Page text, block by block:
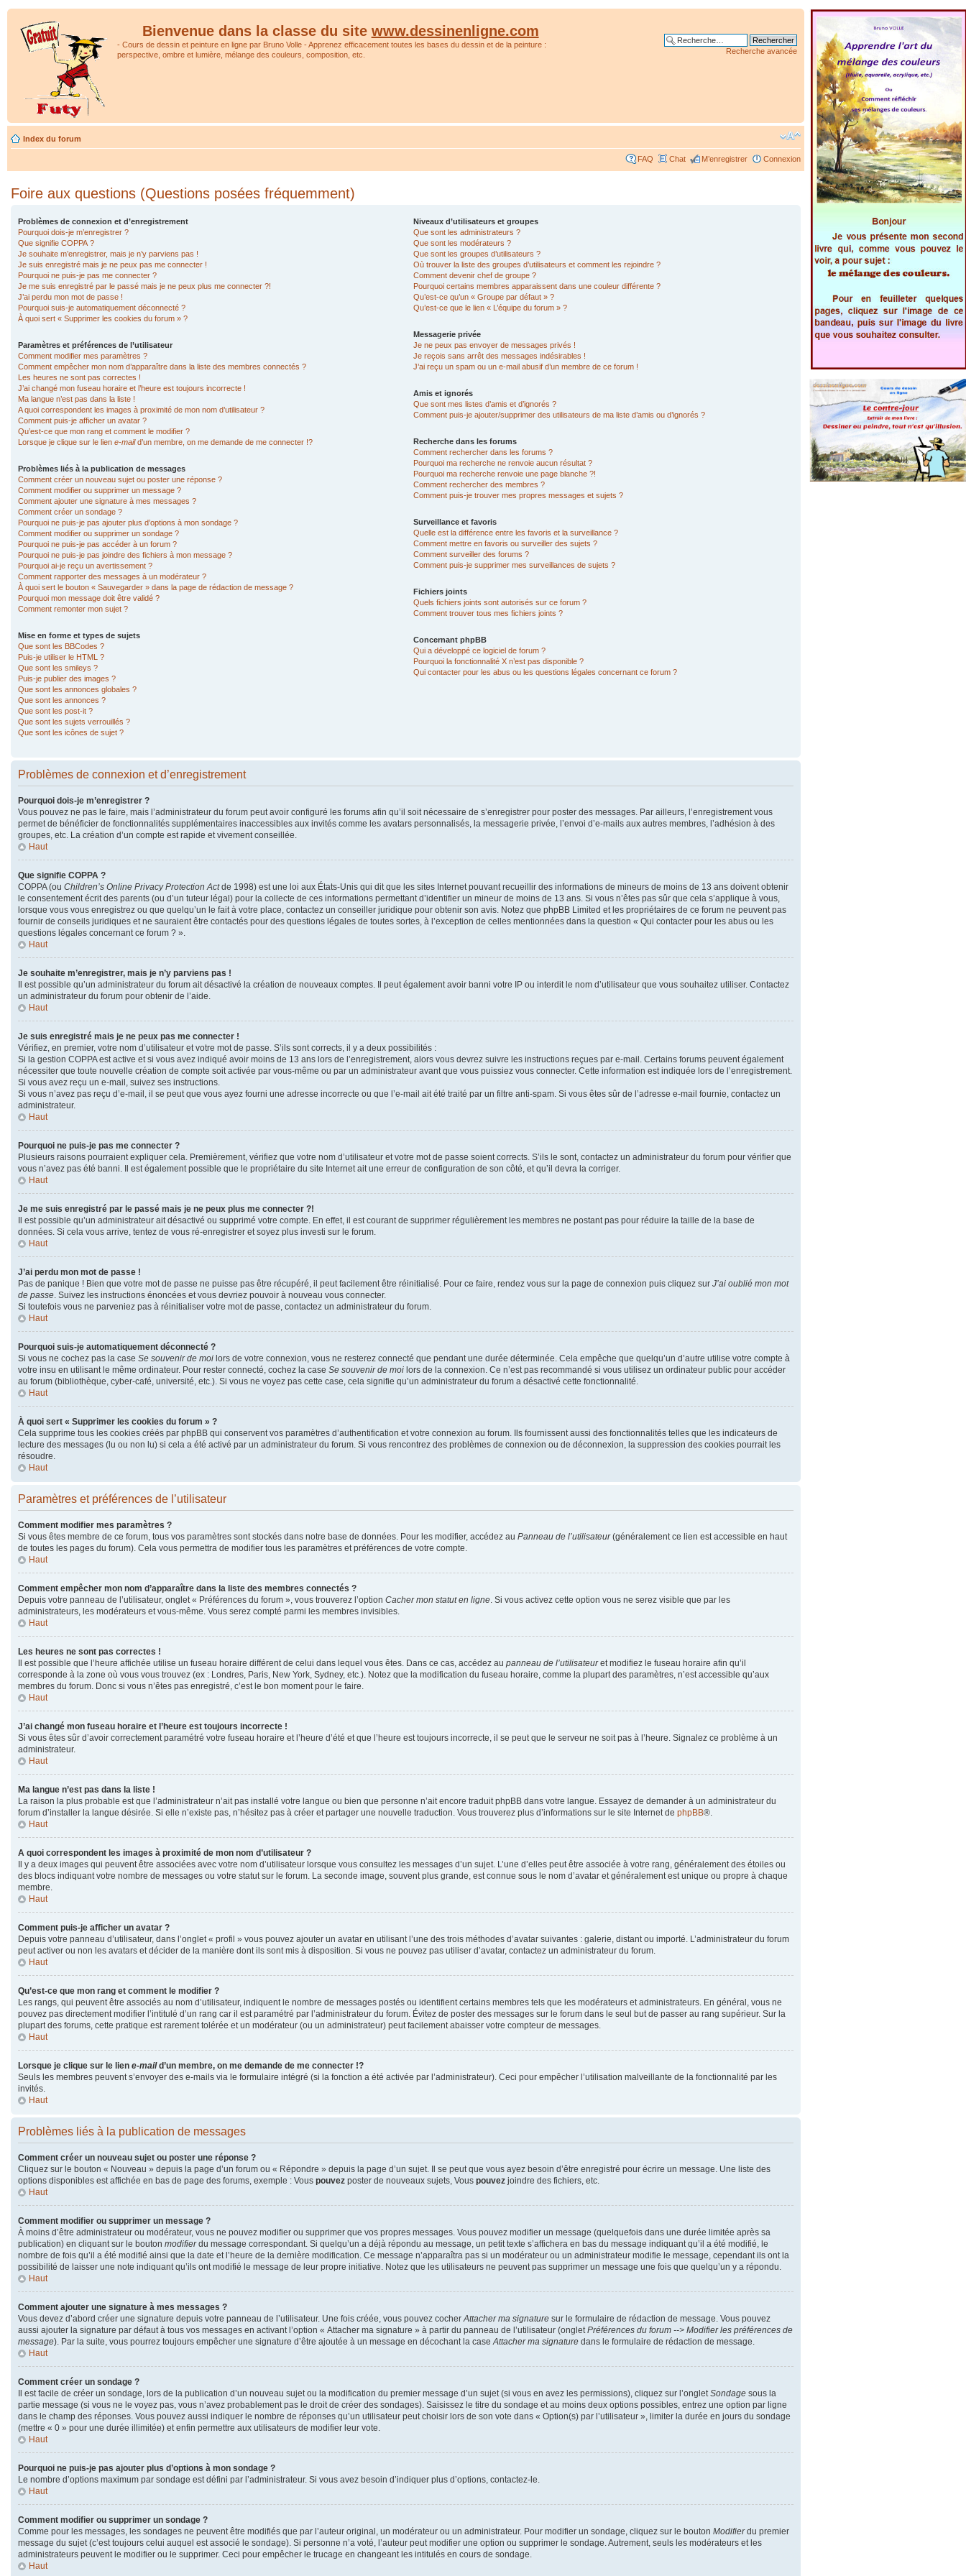
Bienvenue dans la classe du site www.dessinenligne.com
- Cours de dessin et peinture en ligne par Bruno Volle - Apprenez efficacement toutes les bases du dessin et de la peinture :
perspective, ombre et lumière, mélange des couleurs, composition, etc.
Recherche avancée
Index du forum
FAQ Chat M’enregistrer Connexion
Foire aux questions (Questions posées fréquemment)
Problèmes de connexion et d’enregistrement
Pourquoi dois-je m’enregistrer ?
Que signifie COPPA ?
Je souhaite m’enregistrer, mais je n’y parviens pas !
Je suis enregistré mais je ne peux pas me connecter !
Pourquoi ne puis-je pas me connecter ?
Je me suis enregistré par le passé mais je ne peux plus me connecter ?!
J’ai perdu mon mot de passe !
Pourquoi suis-je automatiquement déconnecté ?
À quoi sert « Supprimer les cookies du forum » ?
Paramètres et préférences de l’utilisateur
Comment modifier mes paramètres ?
Comment empêcher mon nom d’apparaître dans la liste des membres connectés ?
Les heures ne sont pas correctes !
J’ai changé mon fuseau horaire et l’heure est toujours incorrecte !
Ma langue n’est pas dans la liste !
A quoi correspondent les images à proximité de mon nom d’utilisateur ?
Comment puis-je afficher un avatar ?
Qu’est-ce que mon rang et comment le modifier ?
Lorsque je clique sur le lien e-maild’un membre, on me demande de me connecter !?
Problèmes liés à la publication de messages
Comment créer un nouveau sujet ou poster une réponse ?
Comment modifier ou supprimer un message ?
Comment ajouter une signature à mes messages ?
Comment créer un sondage ?
Pourquoi ne puis-je pas ajouter plus d’options à mon sondage ?
Comment modifier ou supprimer un sondage ?
Pourquoi ne puis-je pas accéder à un forum ?
Pourquoi ne puis-je pas joindre des fichiers à mon message ?
Pourquoi ai-je reçu un avertissement ?
Comment rapporter des messages à un modérateur ?
À quoi sert le bouton « Sauvegarder » dans la page de rédaction de message ?
Pourquoi mon message doit être validé ?
Comment remonter mon sujet ?
Mise en forme et types de sujets
Que sont les BBCodes ?
Puis-je utiliser le HTML ?
Que sont les smileys ?
Puis-je publier des images ?
Que sont les annonces globales ?
Que sont les annonces ?
Que sont les post-it ?
Que sont les sujets verrouillés ?
Que sont les icônes de sujet ?
Niveaux d’utilisateurs et groupes
Que sont les administrateurs ?
Que sont les modérateurs ?
Que sont les groupes d’utilisateurs ?
Où trouver la liste des groupes d’utilisateurs et comment les rejoindre ?
Comment devenir chef de groupe ?
Pourquoi certains membres apparaissent dans une couleur différente ?
Qu’est-ce qu’un « Groupe par défaut » ?
Qu’est-ce que le lien « L’équipe du forum » ?
Messagerie privée
Je ne peux pas envoyer de messages privés !
Je reçois sans arrêt des messages indésirables !
J’ai reçu un spam ou un e-mail abusif d’un membre de ce forum !
Amis et ignorés
Que sont mes listes d’amis et d’ignorés ?
Comment puis-je ajouter/supprimer des utilisateurs de ma liste d’amis ou d’ignorés ?
Recherche dans les forums
Comment rechercher dans les forums ?
Pourquoi ma recherche ne renvoie aucun résultat ?
Pourquoi ma recherche renvoie une page blanche ?!
Comment rechercher des membres ?
Comment puis-je trouver mes propres messages et sujets ?
Surveillance et favoris
Quelle est la différence entre les favoris et la surveillance ?
Comment mettre en favoris ou surveiller des sujets ?
Comment surveiller des forums ?
Comment puis-je supprimer mes surveillances de sujets ?
Fichiers joints
Quels fichiers joints sont autorisés sur ce forum ?
Comment trouver tous mes fichiers joints ?
Concernant phpBB
Qui a développé ce logiciel de forum ?
Pourquoi la fonctionnalité X n’est pas disponible ?
Qui contacter pour les abus ou les questions légales concernant ce forum ?
Problèmes de connexion et d’enregistrement
Pourquoi dois-je m’enregistrer ?
Vous pouvez ne pas le faire, mais l’administrateur du forum peut avoir configuré les forums afin qu’il soit nécessaire de s’enregistrer pour poster des messages. Par ailleurs, l’enregistrement vous
permet de bénéficier de fonctionnalités supplémentaires inaccessibles aux invités comme les avatars personnalisés, la messagerie privée, l’envoi d’e-mails aux autres membres, l’adhésion à des
groupes, etc. La création d’un compte est rapide et vivement conseillée.
Haut
Que signifie COPPA ?
COPPA (ou Children’s Online Privacy Protection Actde 1998) est une loi aux États-Unis qui dit que les sites Internet pouvant recueillir des informations de mineurs de moins de 13 ans doivent obtenir
le consentement écrit des parents (ou d’un tuteur légal) pour la collecte de ces informations permettant d’identifier un mineur de moins de 13 ans. Si vous n’êtes pas sûr que cela s’applique à vous,
lorsque vous vous enregistrez ou que quelqu’un le fait à votre place, contactez un conseiller juridique pour obtenir son avis. Notez que phpBB Limited et les propriétaires de ce forum ne peuvent pas
fournir de conseils juridiques et ne sauraient être contactés pour des questions légales de toutes sortes, à l’exception de celles mentionnées dans la question « Qui contacter pour les abus ou les
questions légales concernant ce forum ? ».
Haut
Je souhaite m’enregistrer, mais je n’y parviens pas !
Il est possible qu’un administrateur du forum ait désactivé la création de nouveaux comptes. Il peut également avoir banni votre IP ou interdit le nom d’utilisateur que vous souhaitez utiliser. Contactez
un administrateur du forum pour obtenir de l’aide.
Haut
Je suis enregistré mais je ne peux pas me connecter !
Vérifiez, en premier, votre nom d’utilisateur et votre mot de passe. S’ils sont corrects, il y a deux possibilités :
Si la gestion COPPA est active et si vous avez indiqué avoir moins de 13 ans lors de l’enregistrement, alors vous devrez suivre les instructions reçues par e-mail. Certains forums peuvent également
nécessiter que toute nouvelle création de compte soit activée par vous-même ou par un administrateur avant que vous puissiez vous connecter. Cette information est indiquée lors de l’enregistrement.
Si vous avez reçu un e-mail, suivez ses instructions.
Si vous n’avez pas reçu d’e-mail, il se peut que vous ayez fourni une adresse incorrecte ou que l’e-mail ait été traité par un filtre anti-spam. Si vous êtes sûr de l’adresse e-mail fournie, contactez un
administrateur.
Haut
Pourquoi ne puis-je pas me connecter ?
Plusieurs raisons pourraient expliquer cela. Premièrement, vérifiez que votre nom d’utilisateur et votre mot de passe soient corrects. S’ils le sont, contactez un administrateur du forum pour vérifier que
vous n’avez pas été banni. Il est également possible que le propriétaire du site Internet ait une erreur de configuration de son côté, et qu’il devra la corriger.
Haut
Je me suis enregistré par le passé mais je ne peux plus me connecter ?!
Il est possible qu’un administrateur ait désactivé ou supprimé votre compte. En effet, il est courant de supprimer régulièrement les membres ne postant pas pour réduire la taille de la base de
données. Si cela vous arrive, tentez de vous ré-enregistrer et soyez plus investi sur le forum.
Haut
J’ai perdu mon mot de passe !
Pas de panique ! Bien que votre mot de passe ne puisse pas être récupéré, il peut facilement être réinitialisé. Pour ce faire, rendez vous sur la page de connexion puis cliquez sur J’ai oublié mon mot
de passe. Suivez les instructions énoncées et vous devriez pouvoir à nouveau vous connecter.
Si toutefois vous ne parveniez pas à réinitialiser votre mot de passe, contactez un administrateur du forum.
Haut
Pourquoi suis-je automatiquement déconnecté ?
Si vous ne cochez pas la case Se souvenir de moi lors de votre connexion, vous ne resterez connecté que pendant une durée déterminée. Cela empêche que quelqu’un d’autre utilise votre compte à
votre insu en utilisant le même ordinateur. Pour rester connecté, cochez la case Se souvenir de moi lors de la connexion. Ce n’est pas recommandé si vous utilisez un ordinateur public pour accéder
au forum (bibliothèque, cyber-café, université, etc.). Si vous ne voyez pas cette case, cela signifie qu’un administrateur du forum a désactivé cette fonctionnalité.
Haut
À quoi sert « Supprimer les cookies du forum » ?
Cela supprime tous les cookies créés par phpBB qui conservent vos paramètres d’authentification et votre connexion au forum. Ils fournissent aussi des fonctionnalités telles que les indicateurs de
lecture des messages (lu ou non lu) si cela a été activé par un administrateur du forum. Si vous rencontrez des problèmes de connexion ou de déconnexion, la suppression des cookies pourrait les
résoudre.
Haut
Paramètres et préférences de l’utilisateur
Comment modifier mes paramètres ?
Si vous êtes membre de ce forum, tous vos paramètres sont stockés dans notre base de données. Pour les modifier, accédez au Panneau de l’utilisateur(généralement ce lien est accessible en haut
de toutes les pages du forum). Cela vous permettra de modifier tous les paramètres et préférences de votre compte.
Haut
Comment empêcher mon nom d’apparaître dans la liste des membres connectés ?
Depuis votre panneau de l’utilisateur, onglet « Préférences du forum », vous trouverez l’option Cacher mon statut en ligne. Si vous activez cette option vous ne serez visible que par les
administrateurs, les modérateurs et vous-même. Vous serez compté parmi les membres invisibles.
Haut
Les heures ne sont pas correctes !
Il est possible que l’heure affichée utilise un fuseau horaire différent de celui dans lequel vous êtes. Dans ce cas, accédez au panneau de l’utilisateuret modifiez le fuseau horaire afin qu’il
corresponde à la zone où vous vous trouvez (ex : Londres, Paris, New York, Sydney, etc.). Notez que la modification du fuseau horaire, comme la plupart des paramètres, n’est accessible qu’aux
membres du forum. Donc si vous n’êtes pas enregistré, c’est le bon moment pour le faire.
Haut
J’ai changé mon fuseau horaire et l’heure est toujours incorrecte !
Si vous êtes sûr d’avoir correctement paramétré votre fuseau horaire et l’heure d’été et que l’heure est toujours incorrecte, il se peut que le serveur ne soit pas à l’heure. Signalez ce problème à un
administrateur.
Haut
Ma langue n’est pas dans la liste !
La raison la plus probable est que l’administrateur n’ait pas installé votre langue ou bien que personne n’ait encore traduit phpBB dans votre langue. Essayez de demander à un administrateur du
forum d’installer la langue désirée. Si elle n’existe pas, n’hésitez pas à créer et partager une nouvelle traduction. Vous trouverez plus d’informations sur le site Internet de phpBB®.
Haut
A quoi correspondent les images à proximité de mon nom d’utilisateur ?
Il y a deux images qui peuvent être associées avec votre nom d’utilisateur lorsque vous consultez les messages d’un sujet. L’une d’elles peut être associée à votre rang, généralement des étoiles ou
des blocs indiquant votre nombre de messages ou votre statut sur le forum. La seconde image, souvent plus grande, est connue sous le nom d’avatar et généralement est unique ou propre à chaque
membre.
Haut
Comment puis-je afficher un avatar ?
Depuis votre panneau d’utilisateur, dans l’onglet « profil » vous pouvez ajouter un avatar en utilisant l’une des trois méthodes d’avatar suivantes : galerie, distant ou importé. L’administrateur du forum
peut activer ou non les avatars et décider de la manière dont ils sont mis à disposition. Si vous ne pouvez pas utiliser d’avatar, contactez un administrateur du forum.
Haut
Qu’est-ce que mon rang et comment le modifier ?
Les rangs, qui peuvent être associés au nom d’utilisateur, indiquent le nombre de messages postés ou identifient certains membres tels que les modérateurs et administrateurs. En général, vous ne
pouvez pas directement modifier l’intitulé d’un rang car il est paramétré par l’administrateur du forum. Évitez de poster des messages sur le forum dans le seul but de passer au rang supérieur. Sur la
plupart des forums, cette pratique est rarement tolérée et un modérateur (ou un administrateur) peut facilement abaisser votre compteur de messages.
Haut
Lorsque je clique sur le lien e-maild’un membre, on me demande de me connecter !?
Seuls les membres peuvent s’envoyer des e-mails via le formulaire intégré (si la fonction a été activée par l’administrateur). Ceci pour empêcher l’utilisation malveillante de la fonctionnalité par les
invités.
Haut
Problèmes liés à la publication de messages
Comment créer un nouveau sujet ou poster une réponse ?
Cliquez sur le bouton « Nouveau » depuis la page d’un forum ou « Répondre » depuis la page d’un sujet. Il se peut que vous ayez besoin d’être enregistré pour écrire un message. Une liste des
options disponibles est affichée en bas de page des forums, exemple : Vous pouvez poster de nouveaux sujets, Vous pouvez joindre des fichiers, etc.
Haut
Comment modifier ou supprimer un message ?
À moins d’être administrateur ou modérateur, vous ne pouvez modifier ou supprimer que vos propres messages. Vous pouvez modifier un message (quelquefois dans une durée limitée après sa
publication) en cliquant sur le bouton modifierdu message correspondant. Si quelqu’un a déjà répondu au message, un petit texte s’affichera en bas du message indiquant qu’il a été modifié, le
nombre de fois qu’il a été modifié ainsi que la date et l’heure de la dernière modification. Ce message n’apparaîtra pas si un modérateur ou un administrateur modifie le message, cependant ils ont la
possibilité de laisser une note indiquant qu’ils ont modifié le message de leur propre initiative. Notez que les utilisateurs ne peuvent pas supprimer un message une fois que quelqu’un y a répondu.
Haut
Comment ajouter une signature à mes messages ?
Vous devez d’abord créer une signature depuis votre panneau de l’utilisateur. Une fois créée, vous pouvez cocherAttacher ma signature sur le formulaire de rédaction de message. Vous pouvez
aussi ajouter la signature par défaut à tous vos messages en activant l’option « Attacher ma signature » à partir du panneau de l’utilisateur (ongletPréférences du forum --> Modifier les préférences de
message). Par la suite, vous pourrez toujours empêcher une signature d’être ajoutée à un message en décochant la caseAttacher ma signature dans le formulaire de rédaction de message.
Haut
Comment créer un sondage ?
Il est facile de créer un sondage, lors de la publication d’un nouveau sujet ou la modification du premier message d’un sujet (si vous en avez les permissions), cliquez sur l’ongletSondage sous la
partie message (si vous ne le voyez pas, vous n’avez probablement pas le droit de créer des sondages). Saisissez le titre du sondage et au moins deux options possibles, entrez une option par ligne
dans le champ des réponses. Vous pouvez aussi indiquer le nombre de réponses qu’un utilisateur peut choisir lors de son vote dans « Option(s) par l’utilisateur », limiter la durée en jours du sondage
(mettre « 0 » pour une durée illimitée) et enfin permettre aux utilisateurs de modifier leur vote.
Haut
Pourquoi ne puis-je pas ajouter plus d’options à mon sondage ?
Le nombre d’options maximum par sondage est défini par l’administrateur. Si vous avez besoin d’indiquer plus d’options, contactez-le.
Haut
Comment modifier ou supprimer un sondage ?
Comme pour les messages, les sondages ne peuvent être modifiés que par l’auteur original, un modérateur ou un administrateur. Pour modifier un sondage, cliquez sur le bouton Modifierdu premier
message du sujet (c’est toujours celui auquel est associé le sondage). Si personne n’a voté, l’auteur peut modifier une option ou supprimer le sondage. Autrement, seuls les modérateurs et les
administrateurs peuvent le modifier ou le supprimer. Ceci pour empêcher le trucage en changeant les intitulés en cours de sondage.
Haut